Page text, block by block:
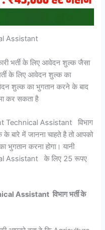
Assistant
भर्ती के लिए आवेदन शुल्क जैसा
के लिए आवेदन शुल्क का
शुल्क का भुगतान करने के बाद
कर सकता है
Technical Assistant विभाग
के बारे में जानना चाहते है तो आपको
करना होगा। यानी
Assistant के लिए 25 रूपए
Assistant विभाग भर्ती के